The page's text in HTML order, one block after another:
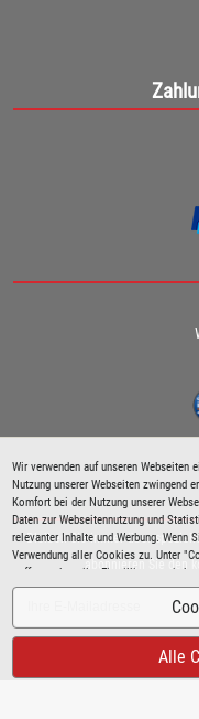
Wir verwenden auf unseren
Nutzung unserer Webseiten zwingend
Komfort bei der Nutzung unserer
Daten zur Webseitennutzung und
relevanter Inhalte und Werbung.
Verwendung aller Cookies zu. Unter
treffen und erteilte Einwilligungen
Richtlinie.
Alle
Bleiben Sie immer über
abonnieren Sie den